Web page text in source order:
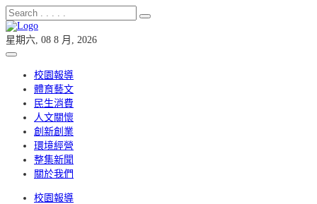
星期六, 08 8 月, 2026
校園報導
體育藝文
民生消費
人文關懷
創新創業
環境經營
整集新聞
關於我們
校園報導